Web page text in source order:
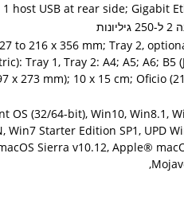
to 216 x 356 mm; Tray 2,
Tray 1, Tray 2: A4; A5; A6; B5
x 273 mm); 10 x 15 cm; Oficio
OS (32/64-bit), Win10, Win8.1,
Win7 Starter Edition SP1, UPD
Sierra v10.12, Apple®